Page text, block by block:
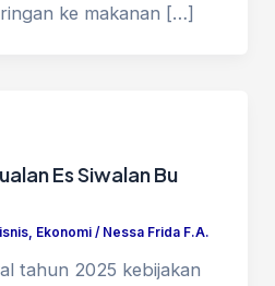
ke makanan […]
Es Siwalan Bu
, Ekonomi/ Nessa Frida F.A.
tahun 2025 kebijakan